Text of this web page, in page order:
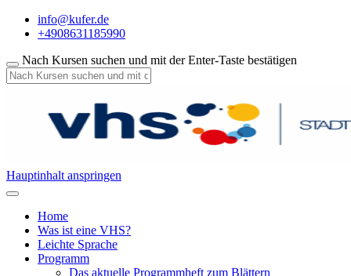
info@kufer.de
+4908631185990
Nach Kursen suchen und mit der Enter-Taste bestätigen
Hauptinhalt anspringen
Home
Was ist eine VHS?
Leichte Sprache
Programm
Das aktuelle Programmheft zum Blättern